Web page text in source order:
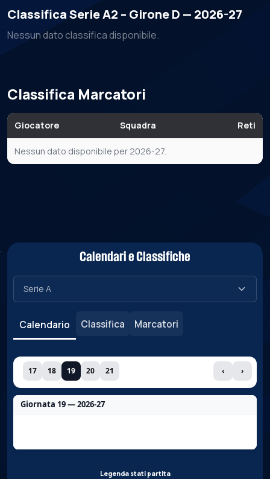
Classifica Serie A2 – Girone D — 2026-27
Nessun dato classifica disponibile.
Classifica Marcatori
Giocatore Squadra Reti
Nessun dato disponibile per 2026-27.
Calendari e Classifiche
Calendario Classifica Marcatori
17 18 19 20 21 ‹ ›
Giornata 19 — 2026-27
Legenda stati partita